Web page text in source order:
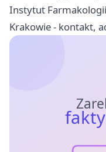
Instytut
Krakowie - kontakt,